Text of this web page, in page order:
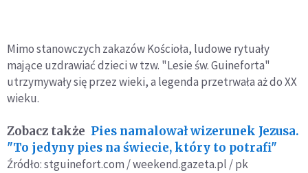
Mimo stanowczych zakazów Kościoła, ludowe rytuały
mające uzdrawiać dzieci w tzw. "Lesie św. Guineforta"
utrzymywały się przez wieki, a legenda przetrwała aż do XX
wieku.
Zobacz także Pies namalował wizerunek Jezusa.
"To jedyny pies na świecie, który to potrafi"
Źródło: stguinefort.com / weekend.gazeta.pl / pk